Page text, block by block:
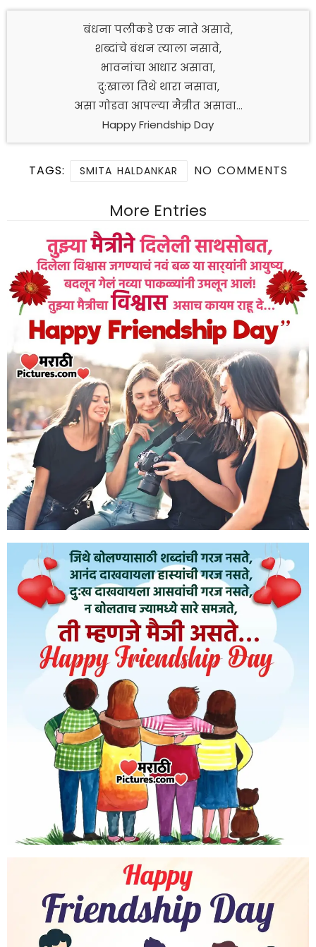
बंधना पलीकडे एक नाते असावे,
शब्दांचे बंधन त्याला नसावे,
भावनांचा आधार असावा,
दु:खाला तिथे थारा नसावा,
असा गोडवा आपल्या मैत्रीत असावा…
Happy Friendship Day
TAGS: SMITA HALDANKAR NO COMMENTS
More Entries